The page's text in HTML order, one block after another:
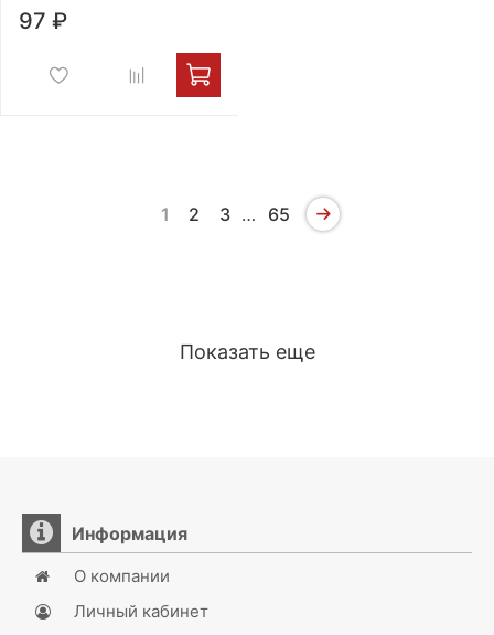
97 ₽
1 2 3 … 65
Показать еще
Информация
О компании
Личный кабинет